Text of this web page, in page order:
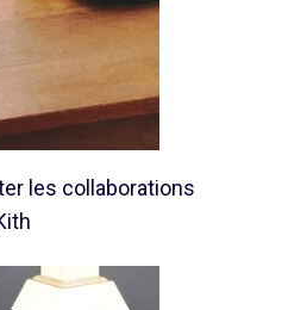
les collaborations